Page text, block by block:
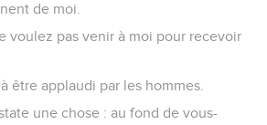
de moi.
voulez pas venir à moi pour recevoir
être applaudi par les hommes.
une chose : au fond de vous-